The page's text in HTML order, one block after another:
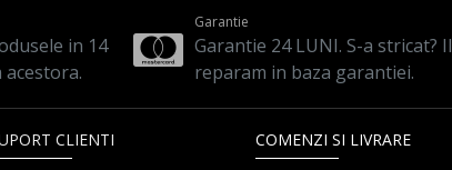
in 14
Garantie
Garantie 24 LUNI. S-a stricat? Il
reparam in baza garantiei.
CLIENTI COMENZI SI LIVRARE